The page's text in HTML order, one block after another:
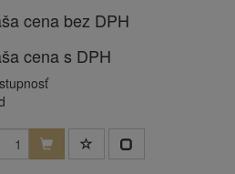
cena bez DPH
cena s DPH